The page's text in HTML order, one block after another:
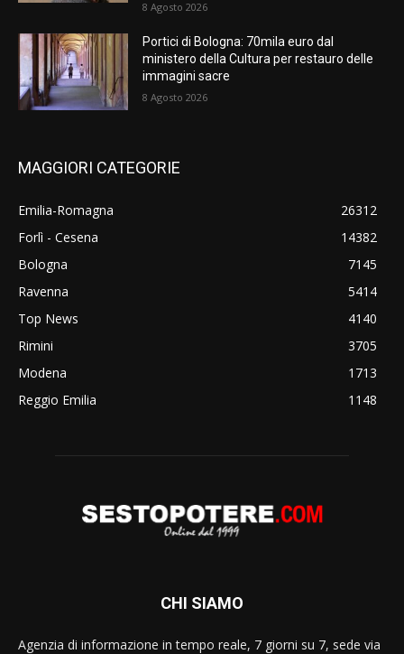
8 Agosto 2026
Portici di Bologna: 70mila euro dal
ministero della Cultura per restauro delle
immagini sacre
8 Agosto 2026
MAGGIORI CATEGORIE
Emilia-Romagna
26312
Forlì - Cesena
14382
Bologna
7145
Ravenna
5414
Top News
4140
Rimini
3705
Modena
1713
Reggio Emilia
1148
CHI SIAMO
Agenzia di informazione in tempo reale, 7 giorni su 7, sede via